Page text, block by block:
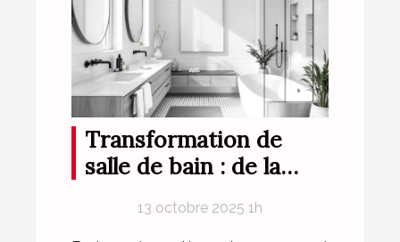
Transformation de
salle de bain : de la
réalisation
13 octobre 2025 1h